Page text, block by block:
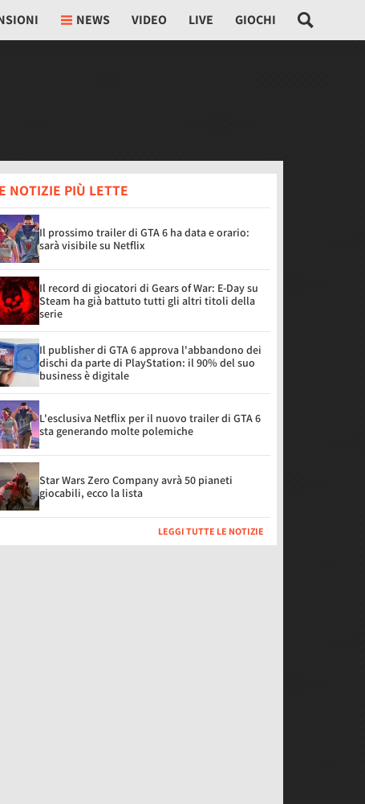
NEWS VIDEO LIVE GIOCHI
NOTIZIE PIÙ LETTE
Il prossimo trailer di GTA 6 ha data e orario:
sarà visibile su Netflix
Il record di giocatori di Gears of War: E-Day su
Steam ha già battuto tutti gli altri titoli della
serie
Il publisher di GTA 6 approva l'abbandono dei
dischi da parte di PlayStation: il 90% del suo
business è digitale
L'esclusiva Netflix per il nuovo trailer di GTA 6
sta generando molte polemiche
Star Wars Zero Company avrà 50 pianeti
giocabili, ecco la lista
LEGGI TUTTE LE NOTIZIE